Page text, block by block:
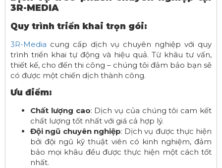
3R-MEDIA
Quy trình triển khai trọn gói:
3R-Media cung cấp dịch vụ chuyên nghiệp với quy
trình triển khai tự động và hiệu quả. Từ khâu tư vấn,
thiết kế, cho đến thi công – chúng tôi đảm bảo bạn sẽ
có được một chiến dịch thành công.
Ưu điểm:
Chất lượng cao: Dịch vụ của chúng tôi cam kết
chất lượng tốt nhất với giá cả hợp lý.
Đội ngũ chuyên nghiệp: Dịch vụ được thực hiện
bởi đội ngũ kỹ thuật viên có kinh nghiệm, đảm
bảo mọi khâu đều được thực hiện một cách tốt
nhất.